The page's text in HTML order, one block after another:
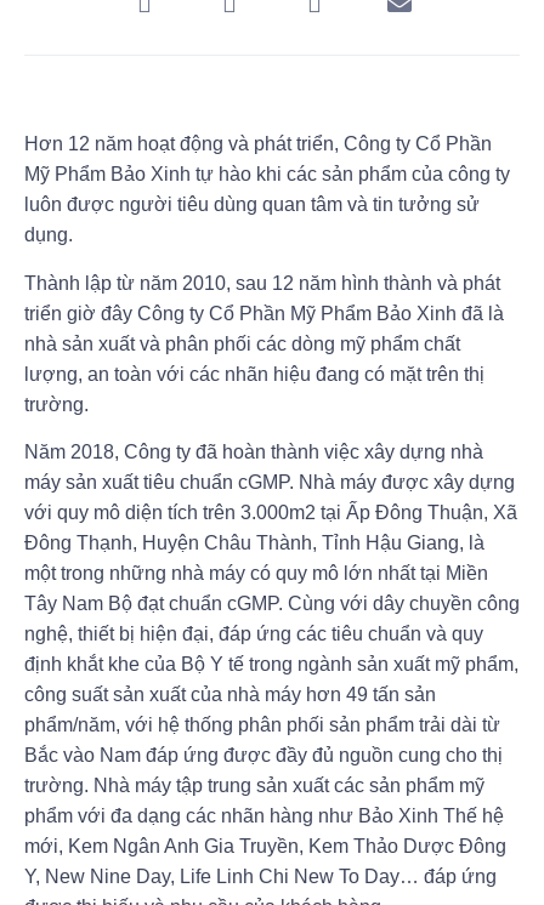
Hơn 12 năm hoạt động và phát triển, Công ty Cổ Phần
Mỹ Phẩm Bảo Xinh tự hào khi các sản phẩm của công ty
luôn được người tiêu dùng quan tâm và tin tưởng sử
dụng.
Thành lập từ năm 2010, sau 12 năm hình thành và phát
triển giờ đây Công ty Cổ Phần Mỹ Phẩm Bảo Xinh đã là
nhà sản xuất và phân phối các dòng mỹ phẩm chất
lượng, an toàn với các nhãn hiệu đang có mặt trên thị
trường.
Năm 2018, Công ty đã hoàn thành việc xây dựng nhà
máy sản xuất tiêu chuẩn cGMP. Nhà máy được xây dựng
với quy mô diện tích trên 3.000m2 tại Ấp Đông Thuận, Xã
Đông Thạnh, Huyện Châu Thành, Tỉnh Hậu Giang, là
một trong những nhà máy có quy mô lớn nhất tại Miền
Tây Nam Bộ đạt chuẩn cGMP. Cùng với dây chuyền công
nghệ, thiết bị hiện đại, đáp ứng các tiêu chuẩn và quy
định khắt khe của Bộ Y tế trong ngành sản xuất mỹ phẩm,
công suất sản xuất của nhà máy hơn 49 tấn sản
phẩm/năm, với hệ thống phân phối sản phẩm trải dài từ
Bắc vào Nam đáp ứng được đầy đủ nguồn cung cho thị
trường. Nhà máy tập trung sản xuất các sản phẩm mỹ
phẩm với đa dạng các nhãn hàng như Bảo Xinh Thế hệ
mới, Kem Ngân Anh Gia Truyền, Kem Thảo Dược Đông
Y, New Nine Day, Life Linh Chi New To Day… đáp ứng